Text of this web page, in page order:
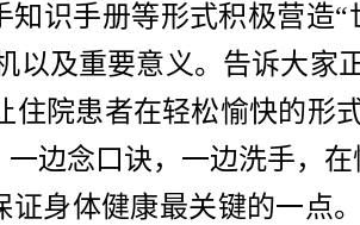
识手册等形式积极营造
以及重要意义。告诉大家
院患者在轻松愉快的形
边念口诀，一边洗手，在
身体健康最关键的一点